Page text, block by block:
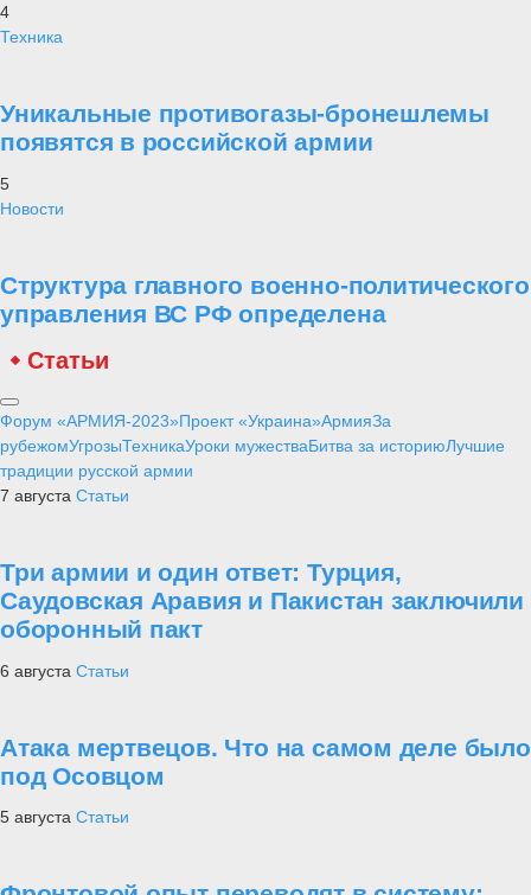
4
Техника
Уникальные противогазы-бронешлемы
появятся в российской армии
5
Новости
Структура главного военно-политического
управления ВС РФ определена
Статьи
Форум «АРМИЯ-2023»Проект «Украина»АрмияЗа
рубежомУгрозыТехникаУроки мужестваБитва за историюЛучшие
традиции русской армии
7 августа Статьи
Три армии и один ответ: Турция,
Саудовская Аравия и Пакистан заключили
оборонный пакт
6 августа Статьи
Атака мертвецов. Что на самом деле было
под Осовцом
5 августа Статьи